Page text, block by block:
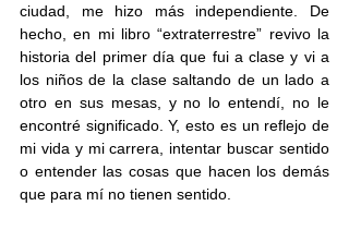
ciudad, me hizo más independiente. De
hecho, en mi libro “extraterrestre” revivo la
historia del primer día que fui a clase y vi a
los niños de la clase saltando de un lado a
otro en sus mesas, y no lo entendí, no le
encontré significado. Y, esto es un reflejo de
mi vida y mi carrera, intentar buscar sentido
o entender las cosas que hacen los demás
que para mí no tienen sentido.